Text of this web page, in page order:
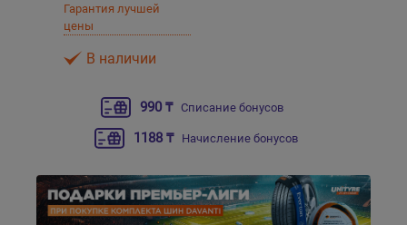
Гарантия лучшей
цены
В наличии
990 ₸ Списание бонусов
1188 ₸ Начисление бонусов
Бишкек